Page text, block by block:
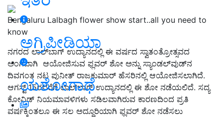
ಅಗ್ರಿಪೀಡಿಯಾ
ಯಶೋಗಾಥೆ
Bengaluru Lalbagh flower show start..all you need to
know
ನಗರದ ಲಾಲ್‌ಬಾಗ್‌ ಉದ್ಯಾನದಲ್ಲಿ ಈ ವರ್ಷದ ಸ್ವಾತಂತ್ರೋತ್ಸವದ
ಅಂಗವಾಗಿ ಆಯೋಜಿಸುವ ಫ್ಲವರ್‌ ಶೋ ಅನ್ನು ಸ್ಯಾಂಡಲ್‌ವುಡ್‌ನ
ದಿವಗಂತ ನಟ ಪುನೀತ್ ರಾಜಕುಮಾರ್ ಹೆಸರಿನಲ್ಲಿ ಆಯೋಜಿಸಲಾಗಿದೆ.
ಆಗಸ್ಟ್‌ 15ರವರೆಗೆ ಲಾಲ್‌ಬಾಗ್‌ ಉದ್ಯಾನದಲ್ಲಿ ಈ ಶೋ ನಡೆಯಲಿದೆ. ಸದ್ಯ
ಕೋವಿಡ್ ನಿಯಮಾವಳಿಗಳು ಸಡಿಲವಾಗಿರುವ ಕಾರಣದಿಂದ ಪ್ರತಿ
ವರ್ಷಕ್ಕಿಂತಲೂ ಈ ಸಲ ಅದ್ದೂರಿಯಾಗಿ ಫ್ಲವರ್‌ ಶೋ ನಡೆಸಲು